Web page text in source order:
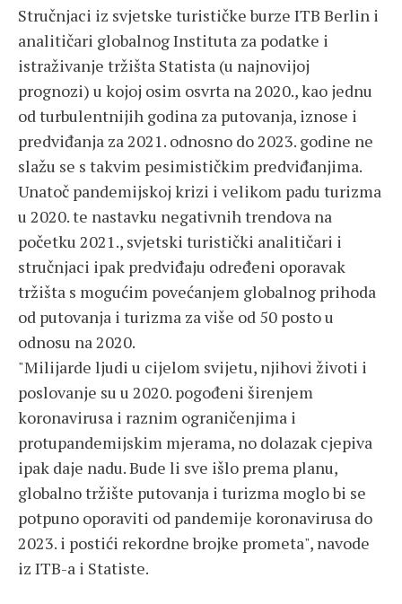
Stručnjaci iz svjetske turističke burze ITB Berlin i
analitičari globalnog Instituta za podatke i
istraživanje tržišta Statista (u najnovijoj
prognozi) u kojoj osim osvrta na 2020., kao jednu
od turbulentnijih godina za putovanja, iznose i
predviđanja za 2021. odnosno do 2023. godine ne
slažu se s takvim pesimističkim predviđanjima.
Unatoč pandemijskoj krizi i velikom padu turizma
u 2020. te nastavku negativnih trendova na
početku 2021., svjetski turistički analitičari i
stručnjaci ipak predviđaju određeni oporavak
tržišta s mogućim povećanjem globalnog prihoda
od putovanja i turizma za više od 50 posto u
odnosu na 2020.
"Milijarde ljudi u cijelom svijetu, njihovi životi i
poslovanje su u 2020. pogođeni širenjem
koronavirusa i raznim ograničenjima i
protupandemijskim mjerama, no dolazak cjepiva
ipak daje nadu. Bude li sve išlo prema planu,
globalno tržište putovanja i turizma moglo bi se
potpuno oporaviti od pandemije koronavirusa do
2023. i postići rekordne brojke prometa", navode
iz ITB-a i Statiste.